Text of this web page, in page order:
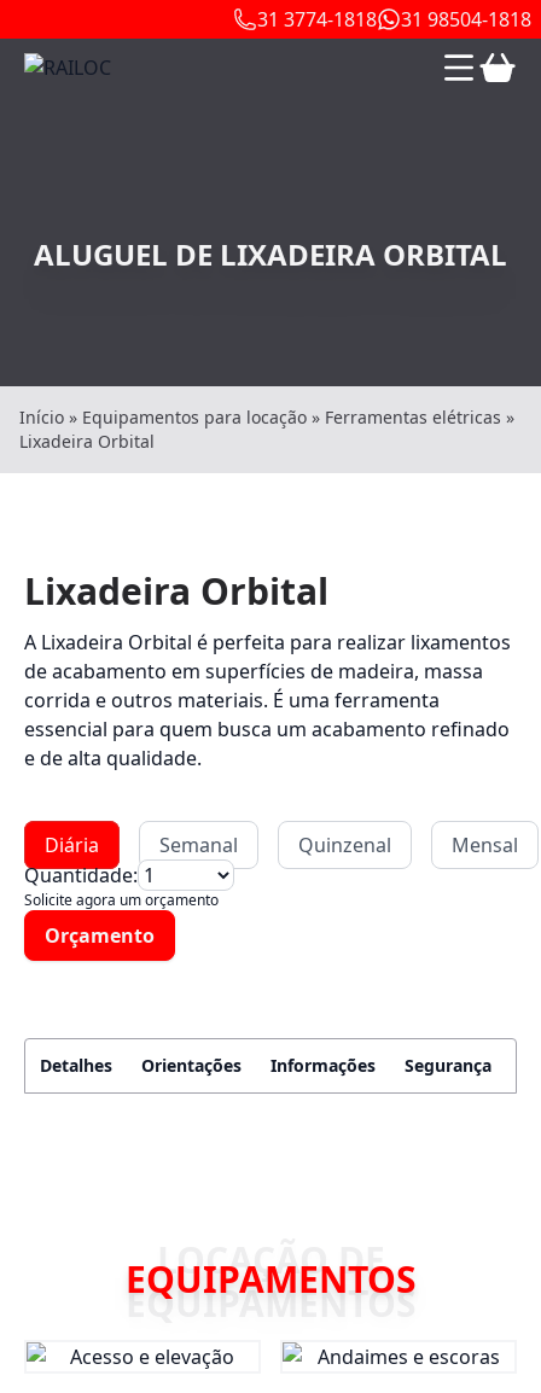
31 3774-1818 31 98504-1818
ALUGUEL DE LIXADEIRA ORBITAL
Início » Equipamentos para locação » Ferramentas elétricas »
Lixadeira Orbital
Lixadeira Orbital
A Lixadeira Orbital é perfeita para realizar lixamentos
de acabamento em superfícies de madeira, massa
corrida e outros materiais. É uma ferramenta
essencial para quem busca um acabamento refinado
e de alta qualidade.
Diária Semanal Quinzenal
Mensal
Quantidade:
Solicite agora um orçamento
Orçamento
Detalhes Orientações Informações Segurança
EQUIPAMENTOS